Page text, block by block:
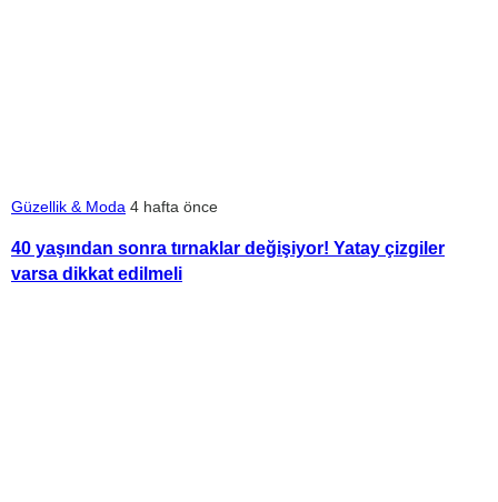
Güzellik & Moda 4 hafta önce
40 yaşından sonra tırnaklar değişiyor! Yatay çizgiler
varsa dikkat edilmeli